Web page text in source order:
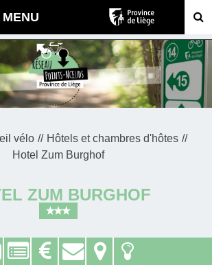
MENU
vélo
Hôtels et chambres d'hôtes
Hotel Zum Burghof
ZUM BURGHOF